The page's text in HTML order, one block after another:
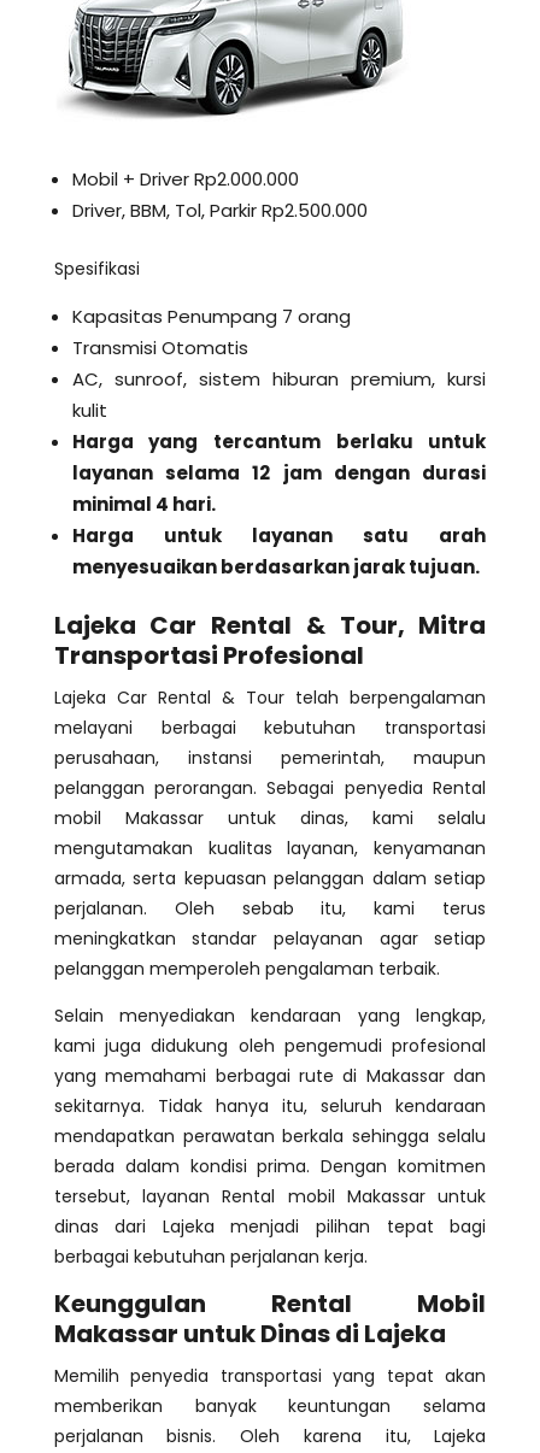
Mobil + Driver Rp2.000.000
Driver, BBM, Tol, Parkir Rp2.500.000
Spesifikasi
Kapasitas Penumpang 7 orang
Transmisi Otomatis
AC, sunroof, sistem hiburan premium, kursi
kulit
Harga yang tercantum berlaku untuk
layanan selama 12 jam dengan durasi
minimal 4 hari.
Harga untuk layanan satu arah
menyesuaikan berdasarkan jarak tujuan.
Lajeka Car Rental & Tour, Mitra
Transportasi Profesional
Lajeka Car Rental & Tour telah berpengalaman
melayani berbagai kebutuhan transportasi
perusahaan, instansi pemerintah, maupun
pelanggan perorangan. Sebagai penyedia Rental
mobil Makassar untuk dinas, kami selalu
mengutamakan kualitas layanan, kenyamanan
armada, serta kepuasan pelanggan dalam setiap
perjalanan. Oleh sebab itu, kami terus
meningkatkan standar pelayanan agar setiap
pelanggan memperoleh pengalaman terbaik.
Selain menyediakan kendaraan yang lengkap,
kami juga didukung oleh pengemudi profesional
yang memahami berbagai rute di Makassar dan
sekitarnya. Tidak hanya itu, seluruh kendaraan
mendapatkan perawatan berkala sehingga selalu
berada dalam kondisi prima. Dengan komitmen
tersebut, layanan Rental mobil Makassar untuk
dinas dari Lajeka menjadi pilihan tepat bagi
berbagai kebutuhan perjalanan kerja.
Keunggulan Rental Mobil
Makassar untuk Dinas di Lajeka
Memilih penyedia transportasi yang tepat akan
memberikan banyak keuntungan selama
perjalanan bisnis. Oleh karena itu, Lajeka